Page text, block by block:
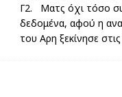
Γ2. Ματς όχι τόσο
δεδομένα, αφού η
του Aρη ξεκίνησε